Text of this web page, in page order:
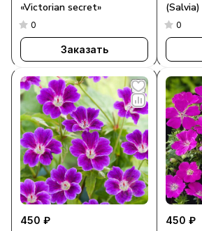
«Victorian secret»
0
Заказать
0
450 ₽ 450 ₽